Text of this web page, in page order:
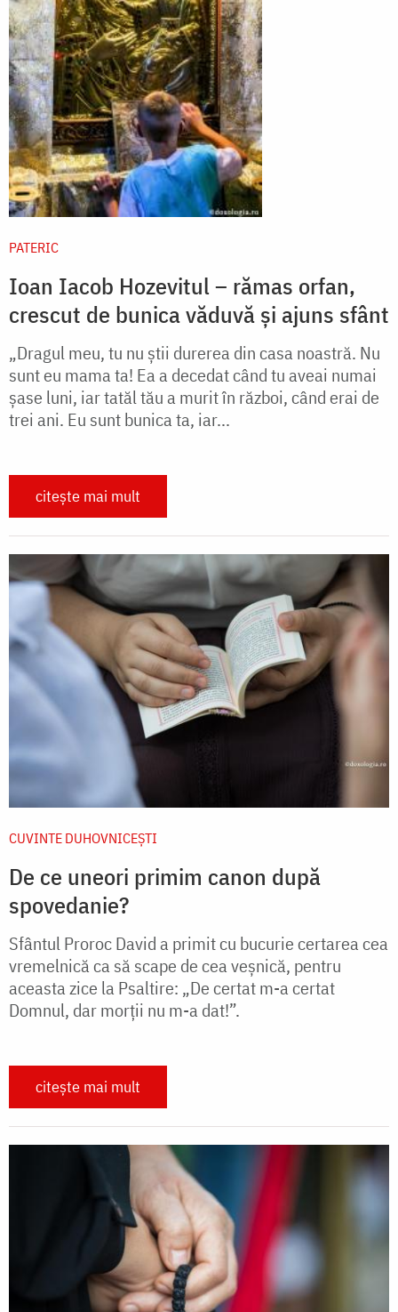
PATERIC
Ioan Iacob Hozevitul – rămas orfan,
crescut de bunica văduvă și ajuns sfânt
„Dragul meu, tu nu ştii durerea din casa noastră. Nu
sunt eu mama ta! Ea a decedat când tu aveai numai
şase luni, iar tatăl tău a murit în război, când erai de
trei ani. Eu sunt bunica ta, iar...
citește mai mult
CUVINTE DUHOVNICEȘTI
De ce uneori primim canon după
spovedanie?
Sfântul Proroc David a primit cu bucurie certarea cea
vremelnică ca să scape de cea veşnică, pentru
aceasta zice la Psaltire: „De certat m-a certat
Domnul, dar morţii nu m-a dat!”.
citește mai mult